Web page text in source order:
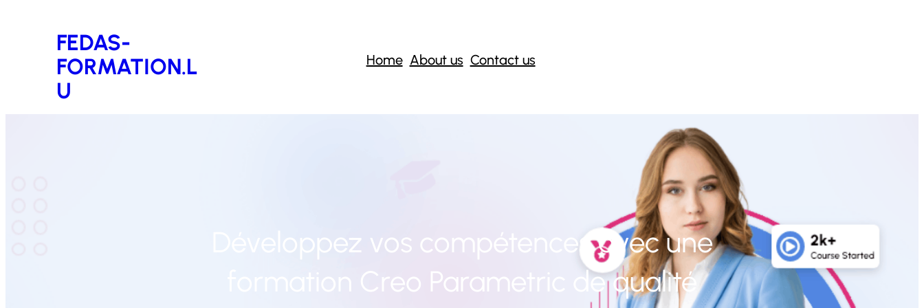
FEDAS-
FORMATION.L
U
Home About us Contact us
Développez vos compétences avec une
formation Creo Parametric de qualité